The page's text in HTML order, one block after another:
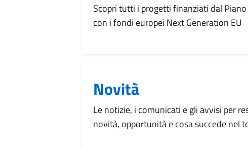
Scopri tutti i progetti finanziati dal
con i fondi europei Next Generation EU
Novità
Le notizie, i comunicati e gli avvisi per
novità, opportunità e cosa succede nel